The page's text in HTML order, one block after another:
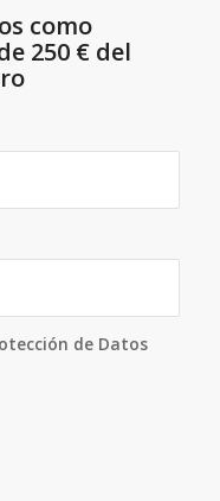
como
250 € del
de Datos